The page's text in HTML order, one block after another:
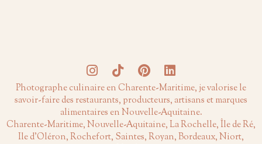
Photographe culinaire en Charente-Maritime, je valorise le
savoir-faire des restaurants, producteurs, artisans et marques
alimentaires en Nouvelle-Aquitaine.
Charente-Maritime, Nouvelle-Aquitaine, La Rochelle, Île de Ré,
Ile d'Oléron, Rochefort, Saintes, Royan, Bordeaux, Niort,